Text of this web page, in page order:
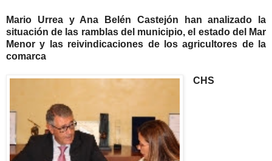
Mario Urrea y Ana Belén Castejón han analizado la
situación de las ramblas del municipio, el estado del Mar
Menor y las reivindicaciones de los agricultores de la
comarca
CHS